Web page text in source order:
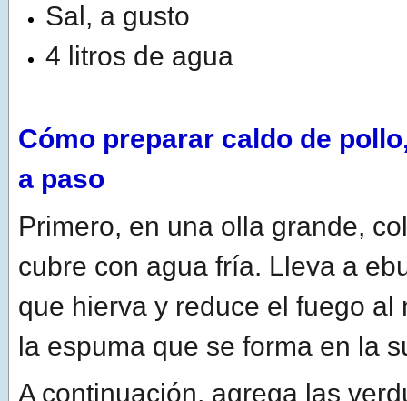
Sal, a gusto
4 litros de agua
Cómo preparar caldo de
a paso
Primero, en una olla grande,
cubre con agua fría. Lleva a
que hierva y reduce el fuego al
la espuma que se forma en la
A continuación, agrega las